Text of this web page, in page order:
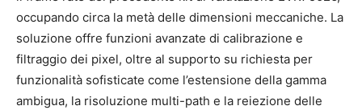
occupando circa la metà delle dimensioni meccaniche. La
soluzione offre funzioni avanzate di calibrazione e
filtraggio dei pixel, oltre al supporto su richiesta per
funzionalità sofisticate come l’estensione della gamma
ambigua, la risoluzione multi-path e la reiezione delle